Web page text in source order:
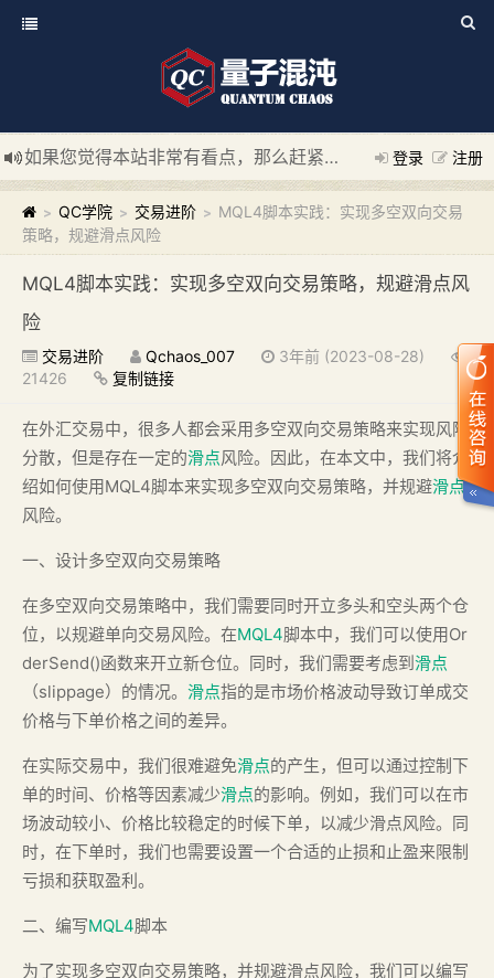
登录 注册
如果您觉得本站非常有看点，那么赶紧使用Ctrl+D 收藏我们吧
新添加量子混沌系统板块，欢迎大家访问！
---“量子混沌系
> QC学院 > 交易进阶 > MQL4脚本实践：实现多空双向交易
策略，规避滑点风险
MQL4脚本实践：实现多空双向交易策略，规避滑点风
险
交易进阶 Qchaos_007
3年前 (2023-08-28)
21426
复制链接
在外汇交易中，很多人都会采用多空双向交易策略来实现风险
分散，但是存在一定的滑点风险。因此，在本文中，我们将介
绍如何使用MQL4脚本来实现多空双向交易策略，并规避滑点
风险。
一、设计多空双向交易策略
在多空双向交易策略中，我们需要同时开立多头和空头两个仓
位，以规避单向交易风险。在MQL4脚本中，我们可以使用Or
derSend()函数来开立新仓位。同时，我们需要考虑到滑点
（slippage）的情况。 滑点指的是市场价格波动导致订单成交
价格与下单价格之间的差异。
在实际交易中，我们很难避免滑点的产生，但可以通过控制下
单的时间、价格等因素减少滑点的影响。例如，我们可以在市
场波动较小、价格比较稳定的时候下单，以减少滑点风险。同
时，在下单时，我们也需要设置一个合适的止损和止盈来限制
亏损和获取盈利。
二、编写MQL4脚本
为了实现多空双向交易策略，并规避滑点风险，我们可以编写